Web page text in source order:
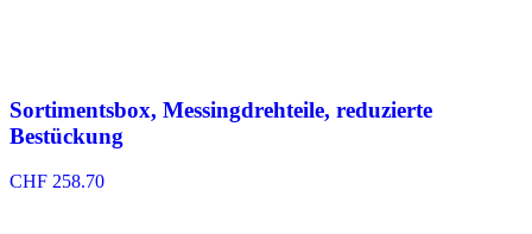
Sortimentsbox, Messingdrehteile, reduzierte
Bestückung
CHF 258.70